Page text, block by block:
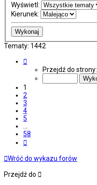
Wyświetl:
Kierunek:
Tematy: 1442
Przejdź do strony:
1
2
3
4
5
58
Wróć do wykazu forów
Przejdź do